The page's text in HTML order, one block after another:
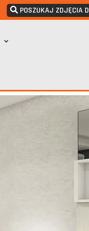
POSZUKAJ ZDJĘCIA